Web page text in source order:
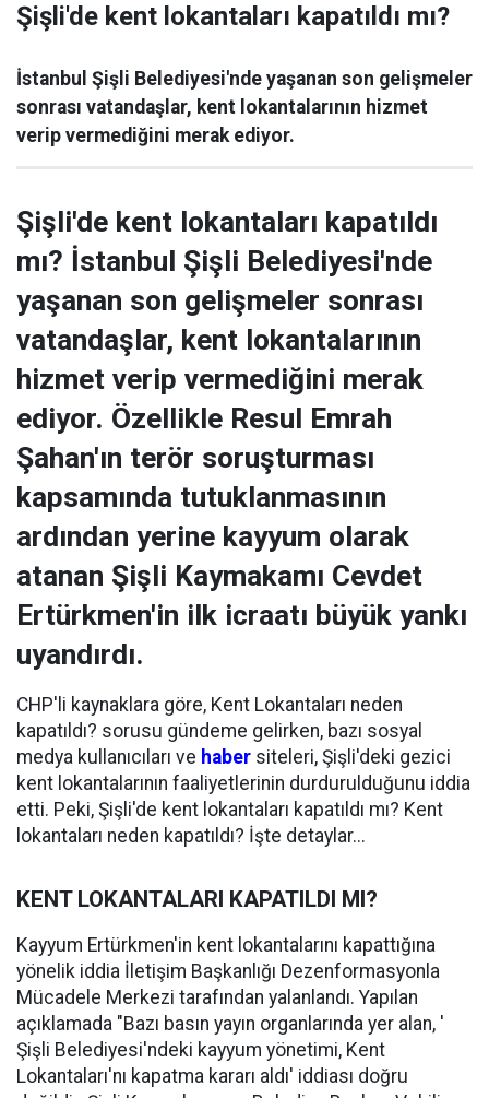
Şişli'de kent lokantaları kapatıldı mı?
İstanbul Şişli Belediyesi'nde yaşanan son gelişmeler
sonrası vatandaşlar, kent lokantalarının hizmet
verip vermediğini merak ediyor.
Şişli'de kent lokantaları kapatıldı
mı? İstanbul Şişli Belediyesi'nde
yaşanan son gelişmeler sonrası
vatandaşlar, kent lokantalarının
hizmet verip vermediğini merak
ediyor. Özellikle Resul Emrah
Şahan'ın terör soruşturması
kapsamında tutuklanmasının
ardından yerine kayyum olarak
atanan Şişli Kaymakamı Cevdet
Ertürkmen'in ilk icraatı büyük yankı
uyandırdı.
CHP'li kaynaklara göre, Kent Lokantaları neden
kapatıldı? sorusu gündeme gelirken, bazı sosyal
medya kullanıcıları ve haber siteleri, Şişli'deki gezici
kent lokantalarının faaliyetlerinin durdurulduğunu iddia
etti. Peki, Şişli'de kent lokantaları kapatıldı mı? Kent
lokantaları neden kapatıldı? İşte detaylar...
KENT LOKANTALARI KAPATILDI MI?
Kayyum Ertürkmen'in kent lokantalarını kapattığına
yönelik iddia İletişim Başkanlığı Dezenformasyonla
Mücadele Merkezi tarafından yalanlandı. Yapılan
açıklamada "Bazı basın yayın organlarında yer alan, '
Şişli Belediyesi'ndeki kayyum yönetimi, Kent
Lokantaları'nı kapatma kararı aldı' iddiası doğru